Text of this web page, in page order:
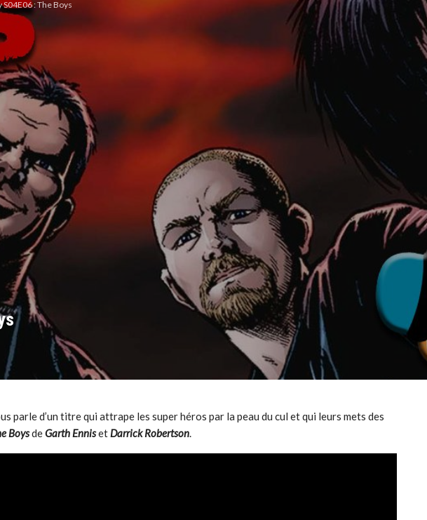
: The Boys
parle d’un titre qui attrape les super héros par la peau du cul et qui leurs mets des
BoysdeGarth EnnisetDarrick Robertson.